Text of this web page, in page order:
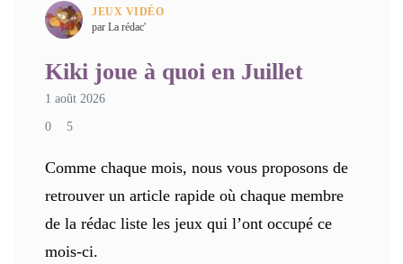
JEUX VIDÉO
par La rédac'
Kiki joue à quoi en Juillet
1 août 2026
0 5
Comme chaque mois, nous vous proposons de
retrouver un article rapide où chaque membre
de la rédac liste les jeux qui l’ont occupé ce
mois-ci.